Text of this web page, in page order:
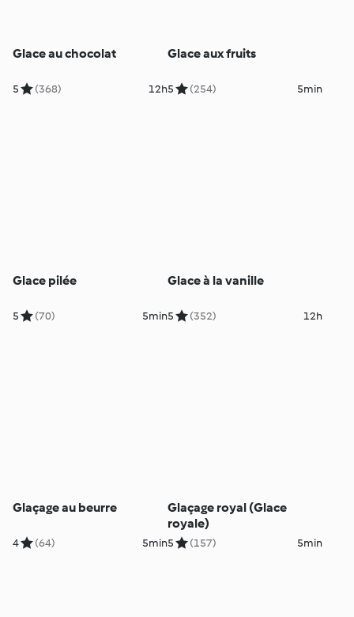
Glace au chocolat
5 (368) 12h
Glace aux fruits
5 (254) 5min
Glace pilée
5 (70) 5min
Glace à la vanille
5 (352) 12h
Glaçage au beurre
4 (64) 5min
Glaçage royal (Glace
royale)
5 (157) 5min